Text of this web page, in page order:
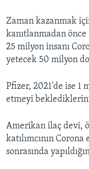
Zaman kazanmak
kanıtlanmadan
25 milyon insanı
yetecek 50 milyon
Pfizer, 2021'de ise 1
etmeyi beklediklerini
Amerikan ilaç devi,
katılımcının
sonrasında